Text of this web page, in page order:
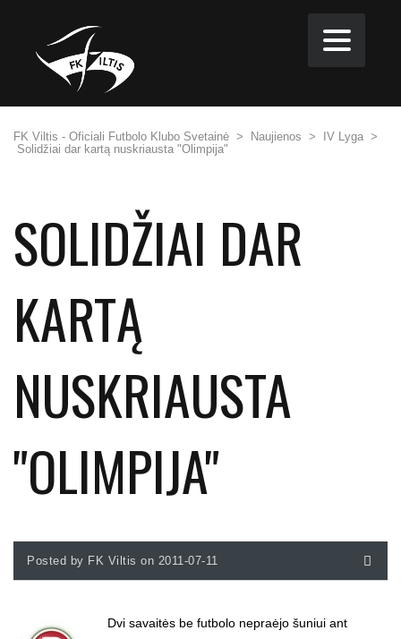
FK Viltis - Oficiali Futbolo Klubo Svetainė > Naujienos > IV Lyga >
Solidžiai dar kartą nuskriausta "Olimpija"
SOLIDŽIAI DAR
KARTĄ
NUSKRIAUSTA
"OLIMPIJA"
Posted by FK Viltis on 2011-07-11
Dvi savaitės be futbolo nepraėjo šuniui ant